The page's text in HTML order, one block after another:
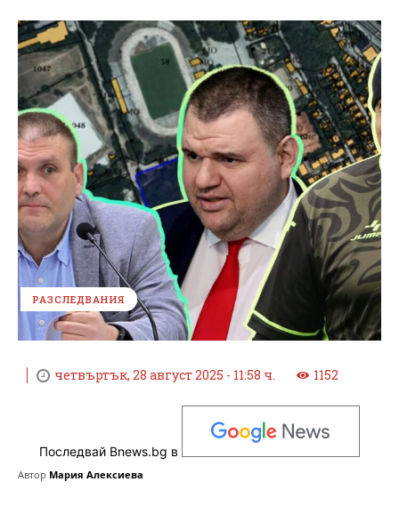
РАЗСЛЕДВАНИЯ
четвъртък, 28 август 2025 - 11:58 ч. 1152
Последвай Bnews.bg в
Автор Мария Алексиева